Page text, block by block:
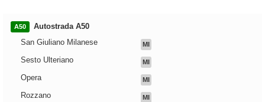
A50
Autostrada A50
San Giuliano Milanese
MI
Sesto Ulteriano MI
Opera MI
Rozzano MI